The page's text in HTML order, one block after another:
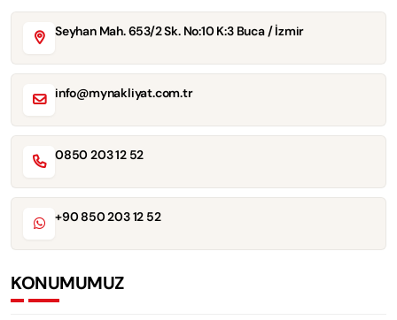
Seyhan Mah. 653/2 Sk. No:10 K:3 Buca / İzmir
info@mynakliyat.com.tr
0850 203 12 52
+90 850 203 12 52
KONUMUMUZ